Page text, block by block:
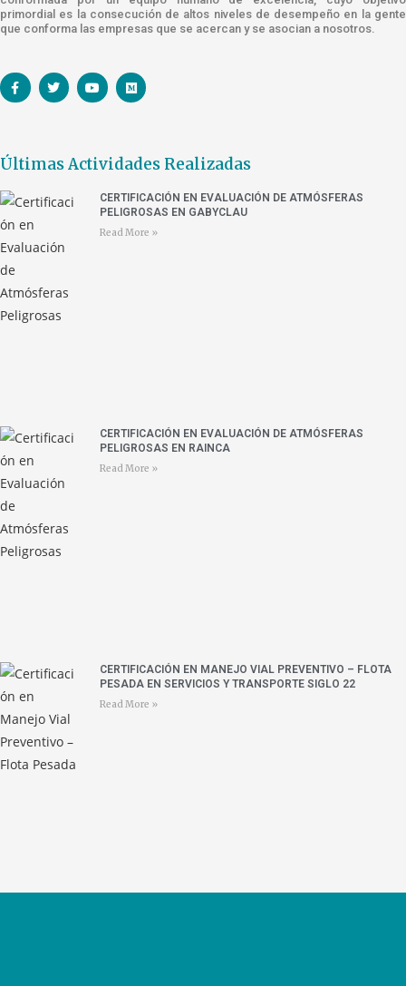
primordial es la consecución de altos niveles de desempeño en la gente
que conforma las empresas que se acercan y se asocian a nosotros.
Últimas Actividades Realizadas
CERTIFICACIÓN EN EVALUACIÓN DE ATMÓSFERAS
PELIGROSAS EN GABYCLAU
Read More »
CERTIFICACIÓN EN EVALUACIÓN DE ATMÓSFERAS
PELIGROSAS EN RAINCA
Read More »
CERTIFICACIÓN EN MANEJO VIAL PREVENTIVO – FLOTA
PESADA EN SERVICIOS Y TRANSPORTE SIGLO 22
Read More »